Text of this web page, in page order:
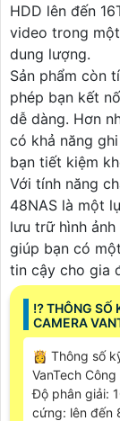
HDD lên đến
video trong
dung lượng.
Sản phẩm còn
phép bạn kết
dễ dàng. Hơn
có khả năng
bạn tiết kiệm
Với tính năng
48NAS là một
lưu trữ hình ảnh
giúp bạn có
tin cậy cho gia
⁉️ THÔNG SỐ
CAMERA
👸 Thông số
VanTech
Độ phân giải:
cứng: lên đến